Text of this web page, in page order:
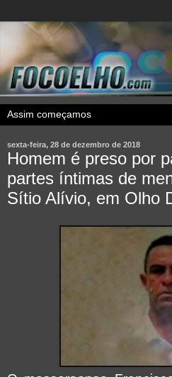
sexta-feira, 28 de dezembro de 2018
Homem é preso por
partes íntimas de
Sítio Alívio, em Olho